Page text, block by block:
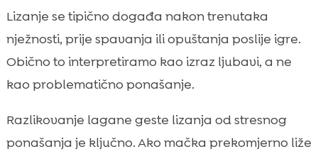
Lizanje se tipično događa nakon trenutaka
nježnosti, prije spavanja ili opuštanja poslije igre.
Obično to interpretiramo kao izraz ljubavi, a ne
kao problematično ponašanje.
Razlikovanje lagane geste lizanja od stresnog
ponašanja je ključno. Ako mačka prekomjerno liže